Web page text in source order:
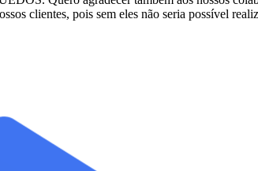
clientes, pois sem eles não seria possível